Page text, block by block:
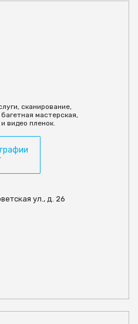
сканирование,
мастерская,
видео пленок.
ул., д. 26